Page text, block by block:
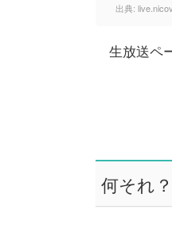
出典:
生放送ペ
何それ